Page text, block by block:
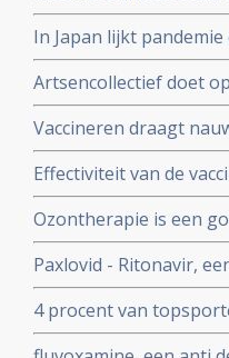
Covid-19 -
Chinese
In Japan lijkt
gemuteerd of omdat
Artsencollectief doet
de druk op de zorg te
Vaccineren draagt
vaccineren lijkt juist
stimuleren. Bewijst
Effectiviteit van de
onder 800.000
Ozontherapie is een
virussen - de
SARS-CoV-2 aan te
Paxlovid - Ritonavir,
ziekenhuisopname bij
tijd wordt ingenomen
4 procent van
na lichte klachten als